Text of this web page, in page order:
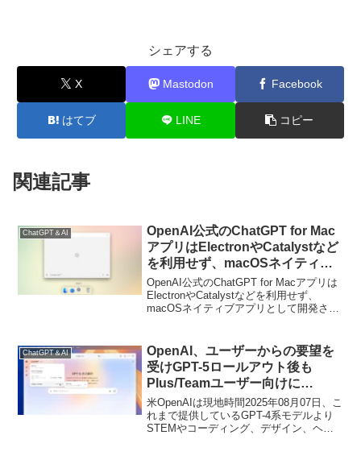
シェアする
X Mastodon Facebook
はてブ LINE コピー
関連記事
ChatGPT＆AI
OpenAI公式のChatGPT for Mac
アプリはElectronやCatalystなど
を利用せず、macOSネイティブ
アプリとして開発されており、現
在のところmacOS 14 Sonoma以
降のApple Silicon Macにのみ対
OpenAI公式のChatGPT for Macアプリは
ElectronやCatalystなどを利用せず、
macOSネイティブアプリとして開発され
ChatGPT＆AI
OpenAI、ユーザーからの要望を
受けGPT-5ロールアウト後も
Plus/Teamユーザー向けに
「GPT-4o」の提供を継続。
米OpenAIは現地時間2025年08月07日、こ
れまで提供しているGPT-4系モデルより
STEMやコーディング、デザイン、ヘル